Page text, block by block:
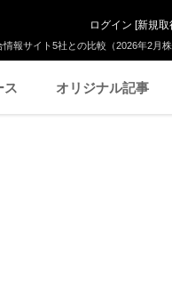
報サイト5社との比較（2026年2月株
ログイン [新規取
ス オリジナル記事